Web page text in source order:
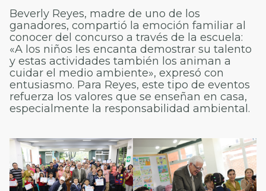
Beverly Reyes, madre de uno de los
ganadores, compartió la emoción familiar al
conocer del concurso a través de la escuela:
«A los niños les encanta demostrar su talento
y estas actividades también los animan a
cuidar el medio ambiente», expresó con
entusiasmo. Para Reyes, este tipo de eventos
refuerza los valores que se enseñan en casa,
especialmente la responsabilidad ambiental.